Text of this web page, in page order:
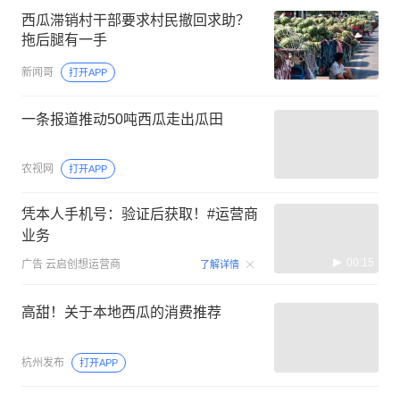
西瓜滞销村干部要求村民撤回求助？
拖后腿有一手
新闻哥 打开APP
一条报道推动50吨西瓜走出瓜田
农视网 打开APP
凭本人手机号：验证后获取！#运营商
业务
广告 云启创想运营商 了解详情 00:15
高甜！关于本地西瓜的消费推荐
杭州发布 打开APP